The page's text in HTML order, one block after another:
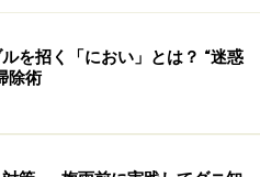
を招く「におい」とは？ “迷惑
除術